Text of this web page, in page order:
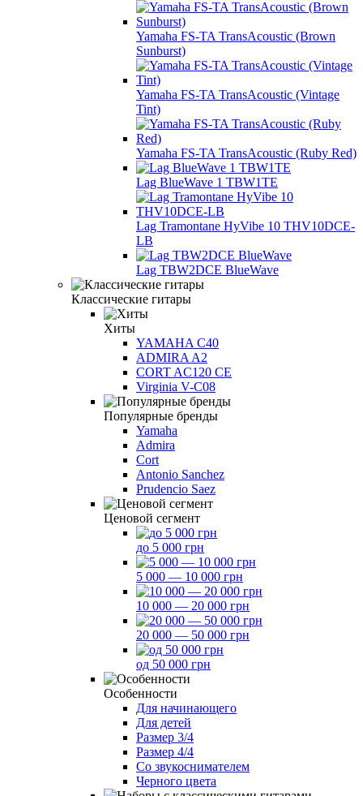
Yamaha FS-TA TransAcoustic (Brown
Sunburst)
Yamaha FS-TA TransAcoustic (Vintage
Tint)
Yamaha FS-TA TransAcoustic (Ruby Red)
Lag BlueWave 1 TBW1TE
Lag Tramontane HyVibe 10 THV10DCE-
LB
Lag TBW2DCE BlueWave
Классические гитары
Хиты
YAMAHA C40
ADMIRA A2
CORT AC120 CE
Virginia V-C08
Популярные бренды
Yamaha
Admira
Cort
Antonio Sanchez
Prudencio Saez
Ценовой сегмент
до 5 000 грн
5 000 — 10 000 грн
10 000 — 20 000 грн
20 000 — 50 000 грн
од 50 000 грн
Особенности
Для начинающего
Для детей
Размер 3/4
Размер 4/4
Со звукоснимателем
Черного цвета